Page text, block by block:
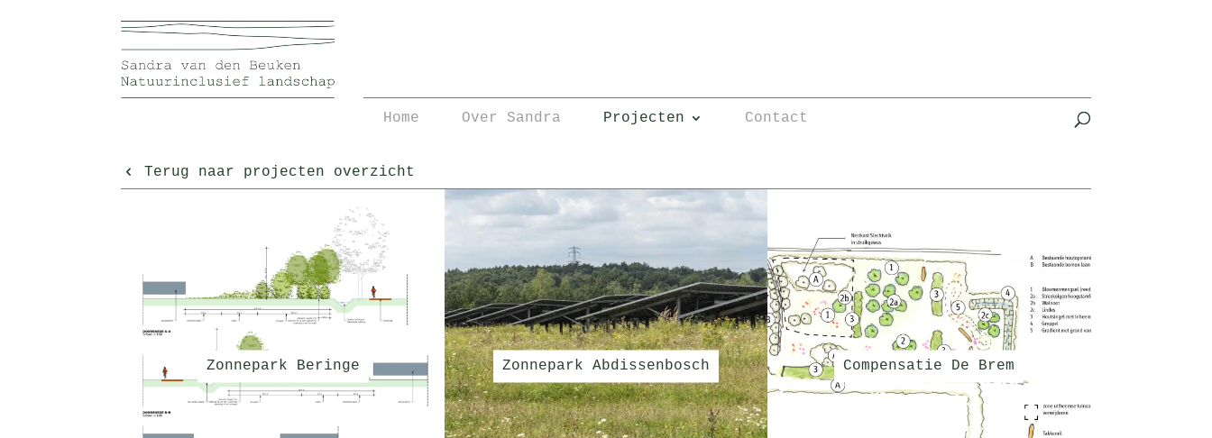
Home Over Sandra Projecten Contact
Terug naar projecten overzicht
Zonnepark Beringe Zonnepark Abdissenbosch Compensatie De Brem